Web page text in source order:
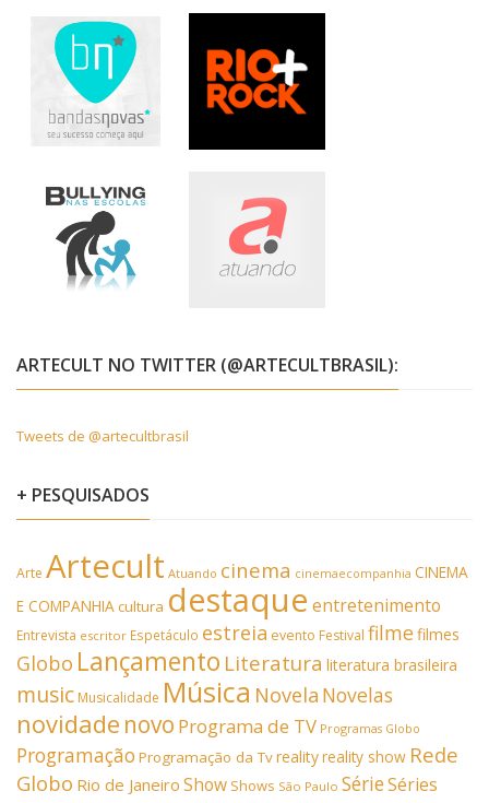
ARTECULT NO TWITTER (@ARTECULTBRASIL):
Tweets de @artecultbrasil
+ PESQUISADOS
Arte Artecult Atuando cinema cinemaecompanhia CINEMA
E COMPANHIAcultura destaque entretenimento
Entrevista escritor Espetáculo estreia evento Festival filmefilmes
Globo Lançamento Literatura literatura brasileira
music Musicalidade Música Novela Novelas
novidade novo Programa de TV Programas Globo
Programação Programação da Tvrealityreality show Rede
Globo Rio de Janeiro Show Shows São Paulo SérieSéries